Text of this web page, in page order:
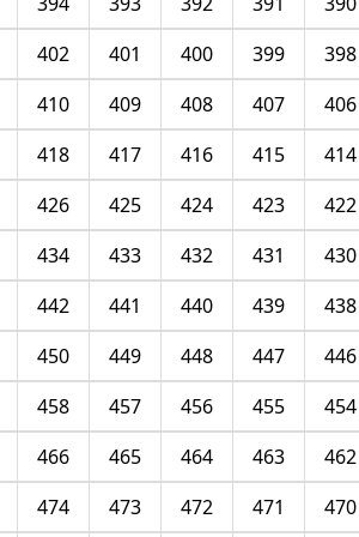
398
399
400
401
402
406
407
408
409
410
414
415
416
417
418
422
423
424
425
426
430
431
432
433
434
438
439
440
441
442
446
447
448
449
450
454
455
456
457
458
462
463
464
465
466
470
471
472
473
474